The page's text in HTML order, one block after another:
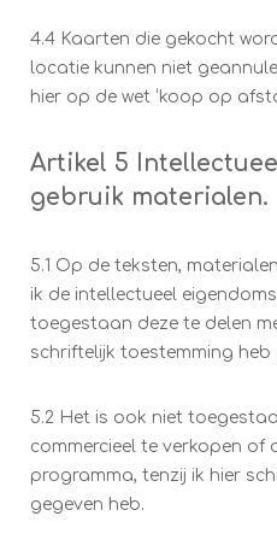
4.4 Kaarten die gekocht
locatie kunnen niet
hier op de wet ‘koop op
Artikel 5
gebruik materialen.
5.1 Op de teksten,
ik de intellectueel
toegestaan deze te delen
schriftelijk toestemming heb
5.2 Het is ook niet
commercieel te verkopen of
programma, tenzij ik hier
gegeven heb.